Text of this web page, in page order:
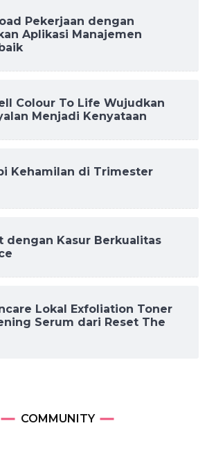
Pekerjaan dengan
Aplikasi Manajemen
Colour To Life Wujudkan
Menjadi Kenyataan
Kehamilan di Trimester
dengan Kasur Berkualitas
Lokal Exfoliation Toner
Serum dari Reset The
COMMUNITY